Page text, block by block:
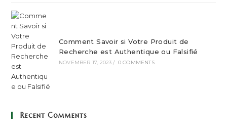
Comment Savoir si Votre Produit de
Recherche est Authentique ou Falsifié
NOVEMBER 17, 2023 / 0 COMMENTS
Recent Comments